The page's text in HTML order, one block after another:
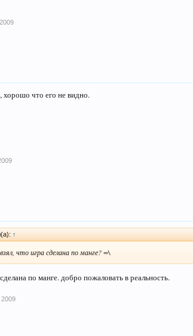
хорошо что его не видно.
↑
что игра сделана по манге? =\
по манге. добро пожаловать в реальность.